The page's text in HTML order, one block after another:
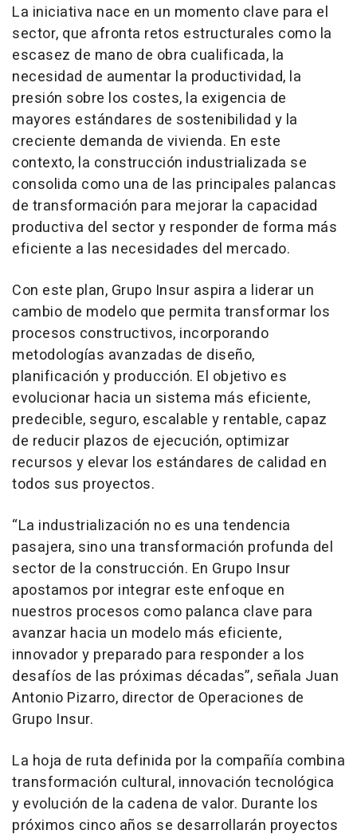
La iniciativa nace en un momento clave para el
sector, que afronta retos estructurales como la
escasez de mano de obra cualificada, la
necesidad de aumentar la productividad, la
presión sobre los costes, la exigencia de
mayores estándares de sostenibilidad y la
creciente demanda de vivienda. En este
contexto, la construcción industrializada se
consolida como una de las principales palancas
de transformación para mejorar la capacidad
productiva del sector y responder de forma más
eficiente a las necesidades del mercado.
Con este plan, Grupo Insur aspira a liderar un
cambio de modelo que permita transformar los
procesos constructivos, incorporando
metodologías avanzadas de diseño,
planificación y producción. El objetivo es
evolucionar hacia un sistema más eficiente,
predecible, seguro, escalable y rentable, capaz
de reducir plazos de ejecución, optimizar
recursos y elevar los estándares de calidad en
todos sus proyectos.
“La industrialización no es una tendencia
pasajera, sino una transformación profunda del
sector de la construcción. En Grupo Insur
apostamos por integrar este enfoque en
nuestros procesos como palanca clave para
avanzar hacia un modelo más eficiente,
innovador y preparado para responder a los
desafíos de las próximas décadas”, señala Juan
Antonio Pizarro, director de Operaciones de
Grupo Insur.
La hoja de ruta definida por la compañía combina
transformación cultural, innovación tecnológica
y evolución de la cadena de valor. Durante los
próximos cinco años se desarrollarán proyectos